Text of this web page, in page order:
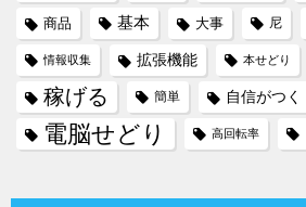
商品 基本 大事 尼
情報収集 拡張機能 本せどり
稼げる 簡単 自信がつく
電脳せどり 高回転率